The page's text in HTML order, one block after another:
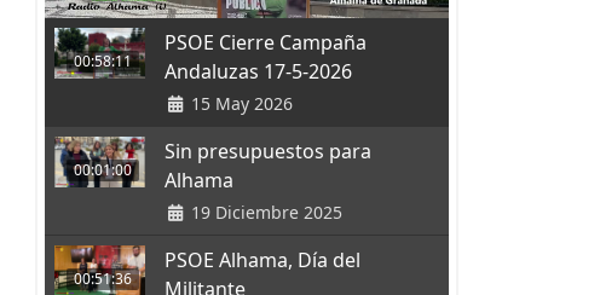
00:58:11
PSOE Cierre Campaña
Andaluzas 17-5-2026
15 May 2026
00:01:00
Sin presupuestos para
Alhama
19 Diciembre 2025
00:51:36
PSOE Alhama, Día del
Militante